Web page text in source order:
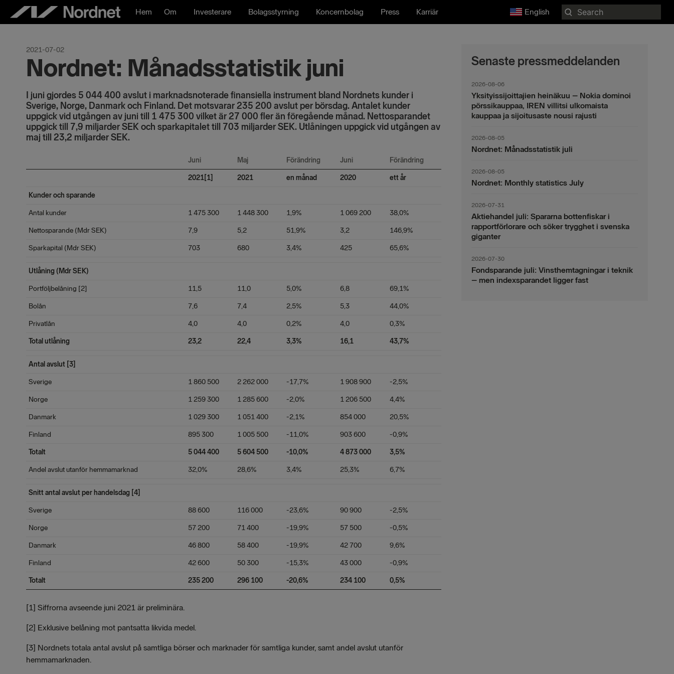
Hoppa
Hem Om Investerare Bolagsstyrning Koncernbolag Press Karriär English
Search
for:
2021-07-02
Nordnet: Månadsstatistik juni
I juni gjordes 5 044 400 avslut i marknadsnoterade finansiella instrument bland Nordnets kunder i
Sverige, Norge, Danmark och Finland. Det motsvarar 235 200 avslut per börsdag. Antalet kunder
uppgick vid utgången av juni till 1 475 300 vilket är 27 000 fler än föregående månad. Nettosparandet
uppgick till 7,9 miljarder SEK och sparkapitalet till 703 miljarder SEK. Utlåningen uppgick vid utgången av
maj till 23,2 miljarder SEK.
Juni Maj Förändring Juni Förändring
2021[1] 2021 en månad 2020 ett år
Kunder och sparande
Antal kunder 1 475 300 1 448 300 1,9% 1 069 200 38,0%
Nettosparande (Mdr SEK) 7,9 5,2 51,9% 3,2 146,9%
Sparkapital (Mdr SEK) 703 680 3,4% 425 65,6%
Utlåning (Mdr SEK)
Portföljbelåning [2] 11,5 11,0 5,0% 6,8 69,1%
Bolån 7,6 7,4 2,5% 5,3 44,0%
Privatlån 4,0 4,0 0,2% 4,0 0,3%
Total utlåning 23,2 22,4 3,3% 16,1 43,7%
Antal avslut [3]
Sverige 1 860 500 2 262 000 -17,7% 1 908 900 -2,5%
Norge 1 259 300 1 285 600 -2,0% 1 206 500 4,4%
Danmark 1 029 300 1 051 400 -2,1% 854 000 20,5%
Finland 895 300 1 005 500 -11,0% 903 600 -0,9%
Totalt 5 044 400 5 604 500 -10,0% 4 873 000 3,5%
Andel avslut utanför hemmamarknad 32,0% 28,6% 3,4% 25,3% 6,7%
Snitt antal avslut per handelsdag [4]
Sverige 88 600 116 000 -23,6% 90 900 -2,5%
Norge 57 200 71 400 -19,9% 57 500 -0,5%
Danmark 46 800 58 400 -19,9% 42 700 9,6%
Finland 42 600 50 300 -15,3% 43 000 -0,9%
Totalt 235 200 296 100 -20,6% 234 100 0,5%
[1] Siffrorna avseende juni 2021 är preliminära.
[2] Exklusive belåning mot pantsatta likvida medel.
[3] Nordnets totala antal avslut på samtliga börser och marknader för samtliga kunder, samt andel avslut utanför
hemmamarknaden.
Senaste pressmeddelanden
2026-08-06
Yksityissijoittajien heinäkuu – Nokia dominoi
pörssikauppaa, IREN villitsi ulkomaista
kauppaa ja sijoitusaste nousi rajusti
2026-08-05
Nordnet: Månadsstatistik juli
2026-08-05
Nordnet: Monthly statistics July
2026-07-31
Aktiehandel juli: Spararna bottenfiskar i
rapportförlorare och söker trygghet i svenska
giganter
2026-07-30
Fondsparande juli: Vinsthemtagningar i teknik
– men indexsparandet ligger fast